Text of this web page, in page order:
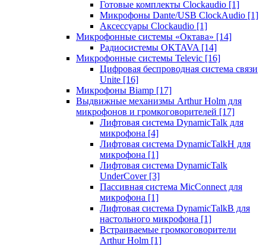
Готовые комплекты Clockaudio [1]
Микрофоны Dante/USB ClockAudio [1]
Аксессуары Clockaudio [1]
Микрофонные системы «Октава» [14]
Радиосистемы OKTAVA [14]
Микрофонные системы Televic [16]
Цифровая беспроводная система связи
Unite [16]
Микрофоны Biamp [17]
Выдвижные механизмы Arthur Holm для
микрофонов и громкоговорителей [17]
Лифтовая система DynamicTalk для
микрофона [4]
Лифтовая система DynamicTalkH для
микрофона [1]
Лифтовая система DynamicTalk
UnderCover [3]
Пассивная система MicConnect для
микрофона [1]
Лифтовая система DynamicTalkB для
настольного микрофона [1]
Встраиваемые громкоговорители
Arthur Holm [1]